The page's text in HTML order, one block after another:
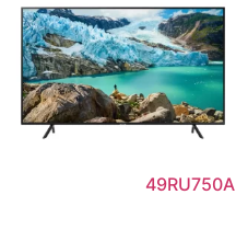
49RU750A